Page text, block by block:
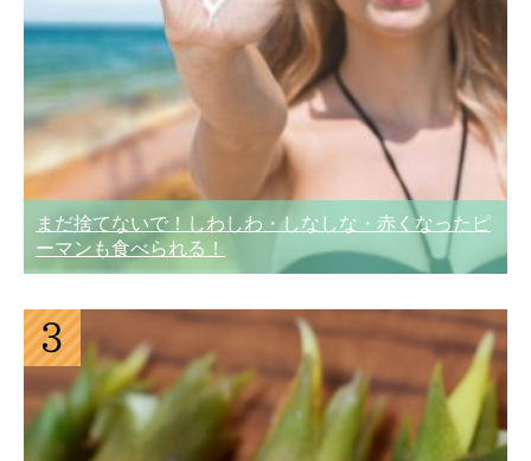
まだ捨てないで！しわしわ・しなしな・赤くなったピ
ーマンも食べられる！